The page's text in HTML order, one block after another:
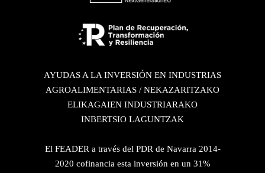
AYUDAS A LA INVERSIÓN EN INDUSTRIAS
AGROALIMENTARIAS / NEKAZARITZAKO
ELIKAGAIEN INDUSTRIARAKO
INBERTSIO LAGUNTZAK
El FEADER a través del PDR de Navarra 2014-
2020 cofinancia esta inversión en un 31%